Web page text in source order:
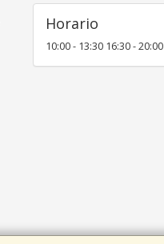
Horario
10:00 - 13:30 16:30 - 20:00